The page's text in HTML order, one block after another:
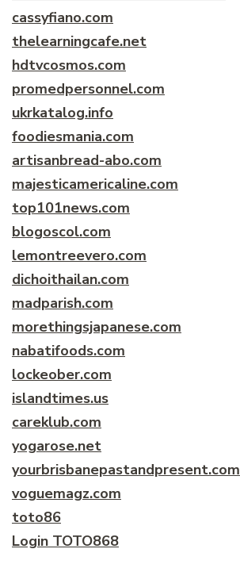
cassyfiano.com
thelearningcafe.net
hdtvcosmos.com
promedpersonnel.com
ukrkatalog.info
foodiesmania.com
artisanbread-abo.com
majesticamericaline.com
top101news.com
blogoscol.com
lemontreevero.com
dichoithailan.com
madparish.com
morethingsjapanese.com
nabatifoods.com
lockeober.com
islandtimes.us
careklub.com
yogarose.net
yourbrisbanepastandpresent.com
voguemagz.com
toto86
Login TOTO868